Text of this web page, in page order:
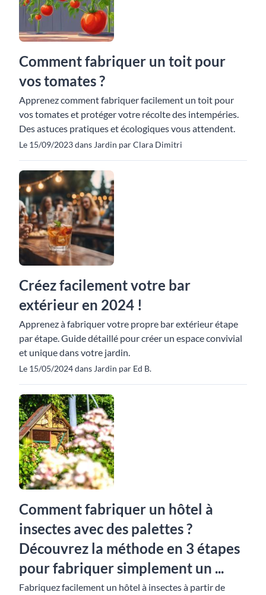
Comment fabriquer un toit pour
vos tomates ?
Apprenez comment fabriquer facilement un toit pour
vos tomates et protéger votre récolte des intempéries.
Des astuces pratiques et écologiques vous attendent.
Le 15/09/2023 dans Jardin par Clara Dimitri
Créez facilement votre bar
extérieur en 2024 !
Apprenez à fabriquer votre propre bar extérieur étape
par étape. Guide détaillé pour créer un espace convivial
et unique dans votre jardin.
Le 15/05/2024 dans Jardin par Ed B.
Comment fabriquer un hôtel à
insectes avec des palettes ?
Découvrez la méthode en 3 étapes
pour fabriquer simplement un ...
Fabriquez facilement un hôtel à insectes à partir de